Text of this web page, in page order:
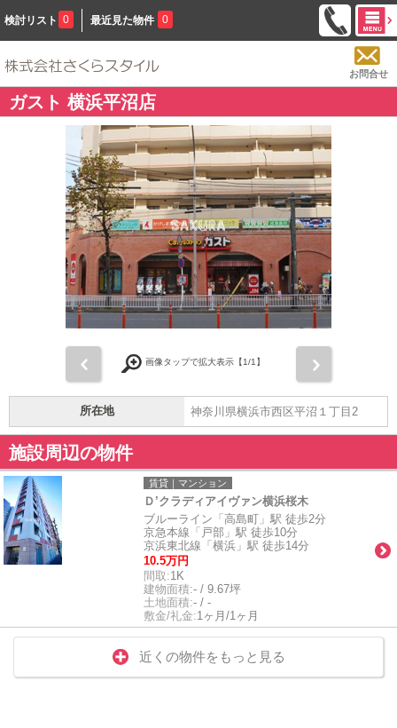
検討リスト 0 最近見た物件 0
お問合せ
ガスト 横浜平沼店
画像タップで拡大表示【1/1】
所在地 神奈川県横浜市西区平沼１丁目2
施設周辺の物件
賃貸｜マンション
Ｄ’クラディアイヴァン横浜桜木
ブルーライン「高島町」駅 徒歩2分
京急本線「戸部」駅 徒歩10分
京浜東北線「横浜」駅 徒歩14分
10.5万円
間取:1K
建物面積:- / 9.67坪
土地面積:- / -
敷金/礼金:1ヶ月/1ヶ月
近くの物件をもっと見る